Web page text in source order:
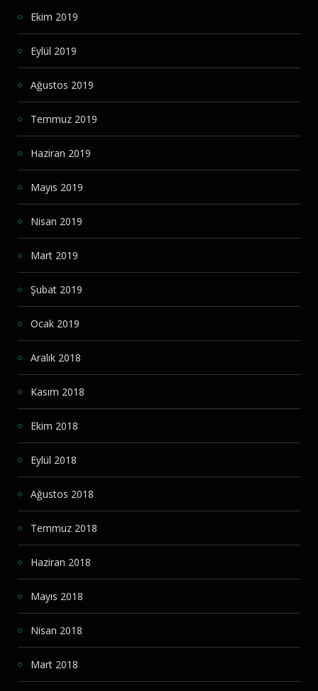
Ekim 2019
Eylül 2019
Ağustos 2019
Temmuz 2019
Haziran 2019
Mayıs 2019
Nisan 2019
Mart 2019
Şubat 2019
Ocak 2019
Aralık 2018
Kasım 2018
Ekim 2018
Eylül 2018
Ağustos 2018
Temmuz 2018
Haziran 2018
Mayıs 2018
Nisan 2018
Mart 2018